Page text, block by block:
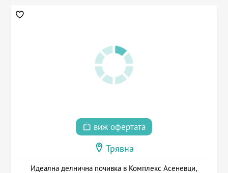
виж офертата
Трявна
Идеална делнична почивка в Комплекс Асеневци,